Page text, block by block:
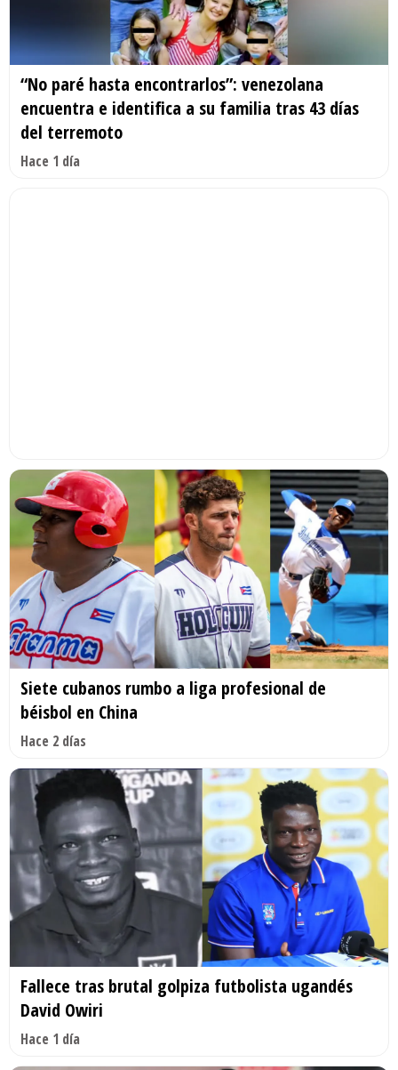
“No paré hasta encontrarlos”: venezolana
encuentra e identifica a su familia tras 43 días
del terremoto
Hace 1 día
Siete cubanos rumbo a liga profesional de
béisbol en China
Hace 2 días
Fallece tras brutal golpiza futbolista ugandés
David Owiri
Hace 1 día